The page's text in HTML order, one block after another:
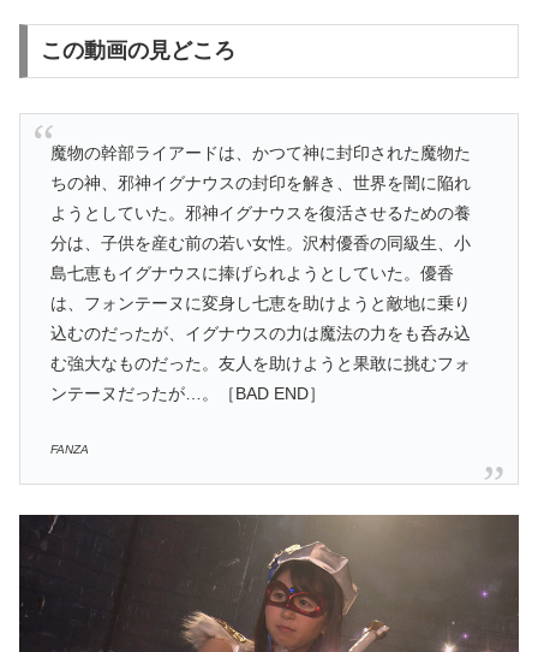
この動画の見どころ
魔物の幹部ライアードは、かつて神に封印された魔物た
ちの神、邪神イグナウスの封印を解き、世界を闇に陥れ
ようとしていた。邪神イグナウスを復活させるための養
分は、子供を産む前の若い女性。沢村優香の同級生、小
島七恵もイグナウスに捧げられようとしていた。優香
は、フォンテーヌに変身し七恵を助けようと敵地に乗り
込むのだったが、イグナウスの力は魔法の力をも呑み込
む強大なものだった。友人を助けようと果敢に挑むフォ
ンテーヌだったが…。［BAD END］
FANZA